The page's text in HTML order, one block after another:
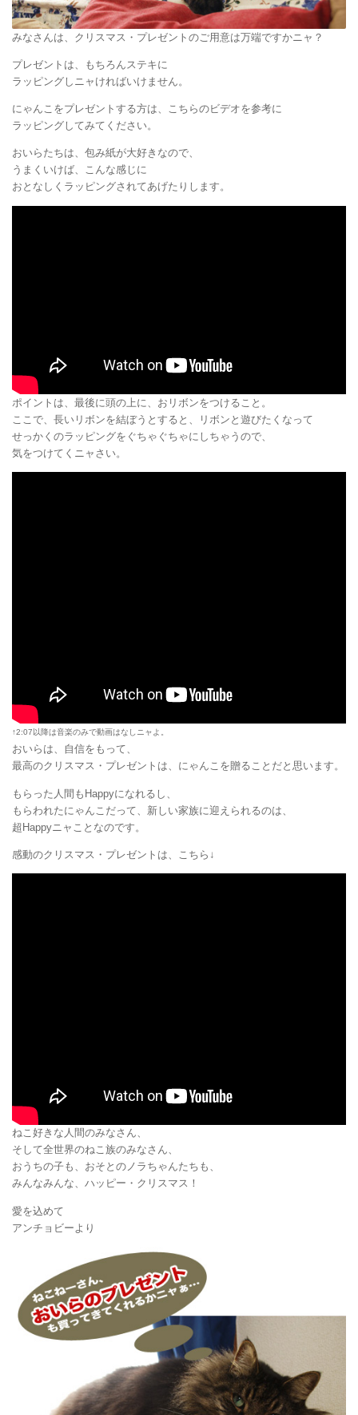
みなさんは、クリスマス・プレゼントのご用意は万端ですかニャ？
プレゼントは、もちろんステキに
ラッピングしニャければいけません。
にゃんこをプレゼントする方は、こちらのビデオを参考に
ラッピングしてみてください。
おいらたちは、包み紙が大好きなので、
うまくいけば、こんな感じに
おとなしくラッピングされてあげたりします。
ポイントは、最後に頭の上に、おリボンをつけること。
ここで、長いリボンを結ぼうとすると、リボンと遊びたくなって
せっかくのラッピングをぐちゃぐちゃにしちゃうので、
気をつけてくニャさい。
↑2:07以降は音楽のみで動画はなしニャよ。
おいらは、自信をもって、
最高のクリスマス・プレゼントは、にゃんこを贈ることだと思います。
もらった人間もHappyになれるし、
もらわれたにゃんこだって、新しい家族に迎えられるのは、
超Happyニャことなのです。
感動のクリスマス・プレゼントは、こちら↓
ねこ好きな人間のみなさん、
そして全世界のねこ族のみなさん、
おうちの子も、おそとのノラちゃんたちも、
みんなみんな、ハッピー・クリスマス！
愛を込めて
アンチョビーより